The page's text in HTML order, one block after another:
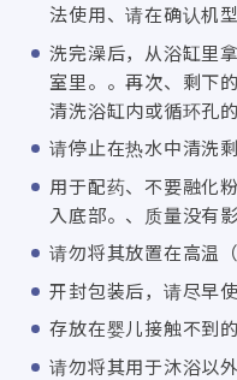
法使用、请在确认机
洗完澡后，从浴缸里
室里。。再次、剩下
清洗浴缸内或循环孔
请停止在热水中清洗
用于配药、不要融化
入底部。、质量没有影
请勿将其放置在高温
开封包装后，请尽早使
存放在婴儿接触不到的
请勿将其用于沐浴以